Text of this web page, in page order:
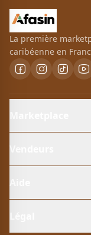
La première
caribéenne en